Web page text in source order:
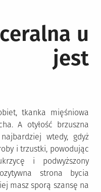
u
jest
tkanka mięśniowa
A otyłość brzuszna
wtedy, gdyż
i trzustki, powodując
i podwyższony
strona bycia
masz sporą szansę na